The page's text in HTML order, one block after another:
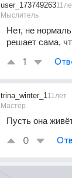
user_173749263
Мыслитель
Нет, не
решает сама,
1
trina_winter_1
Мастер
11лет
Пусть она
0